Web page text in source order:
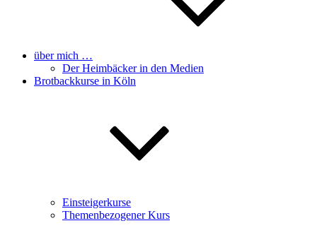
über mich …
Der Heimbäcker in den Medien
Brotbackkurse in Köln
Einsteigerkurse
Themenbezogener Kurs